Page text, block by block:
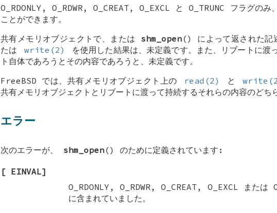
O_RDONLY ,O_RDWR,O_CREAT ,O_EXCL とO_TRUNC フラグのみ
ことができます。
共有メモリオブジェクトで、または shm_open() によって返された記
たは
write(2)
を使用した結果は、未定義です。また、リブートに渡
ト自体であろうとその内容であろうと、未定義です。
FreeBSD では、共有メモリオブジェクト上の
read(2) と
共有メモリオブジェクトとリブートに渡って持続するそれらの内容のどち
エラー
次のエラーが、 shm_open() のために定義されています:
[ EINVAL]
O_RDONLY ,O_RDWR ,O_CREAT , O_EXCL または
に含まれていました。